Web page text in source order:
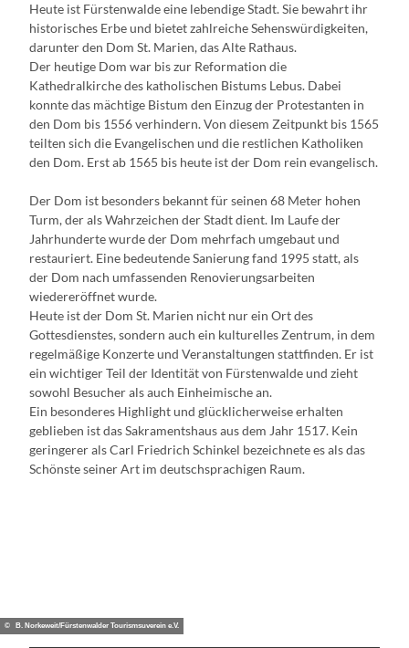
Heute ist Fürstenwalde eine lebendige Stadt. Sie bewahrt ihr
historisches Erbe und bietet zahlreiche Sehenswürdigkeiten,
darunter den Dom St. Marien, das Alte Rathaus.
Der heutige Dom war bis zur Reformation die
Kathedralkirche des katholischen Bistums Lebus. Dabei
konnte das mächtige Bistum den Einzug der Protestanten in
den Dom bis 1556 verhindern. Von diesem Zeitpunkt bis 1565
teilten sich die Evangelischen und die restlichen Katholiken
den Dom. Erst ab 1565 bis heute ist der Dom rein evangelisch.
Der Dom ist besonders bekannt für seinen 68 Meter hohen
Turm, der als Wahrzeichen der Stadt dient. Im Laufe der
Jahrhunderte wurde der Dom mehrfach umgebaut und
restauriert. Eine bedeutende Sanierung fand 1995 statt, als
der Dom nach umfassenden Renovierungsarbeiten
wiedereröffnet wurde.
Heute ist der Dom St. Marien nicht nur ein Ort des
Gottesdienstes, sondern auch ein kulturelles Zentrum, in dem
regelmäßige Konzerte und Veranstaltungen stattfinden. Er ist
ein wichtiger Teil der Identität von Fürstenwalde und zieht
sowohl Besucher als auch Einheimische an.
Ein besonderes Highlight und glücklicherweise erhalten
geblieben ist das Sakramentshaus aus dem Jahr 1517. Kein
geringerer als Carl Friedrich Schinkel bezeichnete es als das
Schönste seiner Art im deutschsprachigen Raum.
© B. Norkeweit/Fürstenwalder Tourismsuverein e.V.